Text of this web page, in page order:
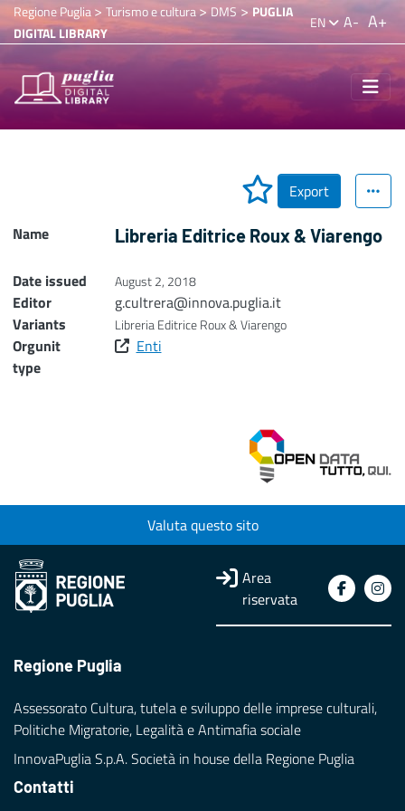
Regione Puglia> Turismo e cultura>DMS > PUGLIA
DIGITAL LIBRARY
EN A- A+
Export
Name
Libreria Editrice Roux & Viarengo
Date issued August 2, 2018
Editor
g.cultrera@innova.puglia.it
Variants
Libreria Editrice Roux & Viarengo
Orgunit
type
Enti
Valuta questo sito
Area
riservata
Regione Puglia
Assessorato Cultura, tutela e sviluppo delle imprese culturali,
Politiche Migratorie, Legalità e Antimafia sociale
InnovaPuglia S.p.A. Società in house della Regione Puglia
Contatti